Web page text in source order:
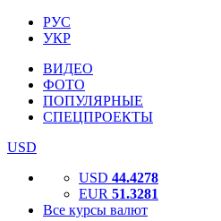
РУС
УКР
ВИДЕО
ФОТО
ПОПУЛЯРНЫЕ
СПЕЦПРОЕКТЫ
USD
USD 44.4278
EUR 51.3281
Все курсы валют